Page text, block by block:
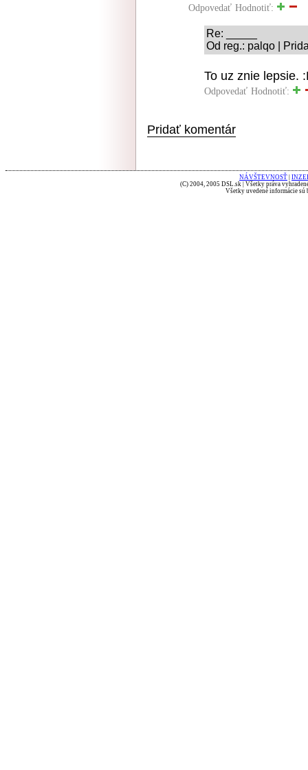
Odpovedať Hodnotiť:
Re: _____
Od reg.: palqo |
To uz znie lepsie.
Odpovedať Hodnotiť:
Pridať komentár
NÁVŠTEVNOSŤ
(C) 2004, 2005 DSL.sk | Všetky práva
Všetky uvedené informácie sú